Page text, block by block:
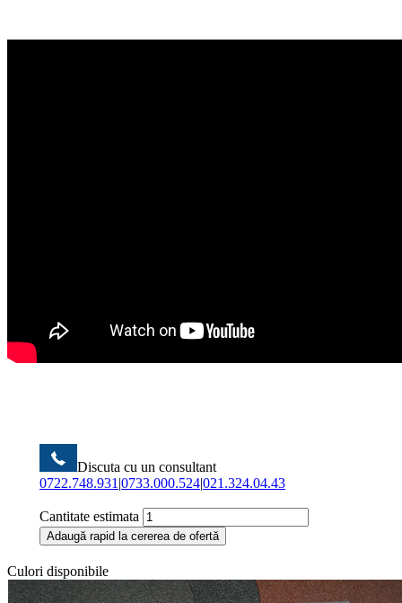
Discuta cu un consultant
0722.748.931 |0733.000.524|021.324.04.43
Cantitate estimata
Adaugă rapid la cererea de ofertă
Culori disponibile